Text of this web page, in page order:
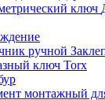
ключ Torx